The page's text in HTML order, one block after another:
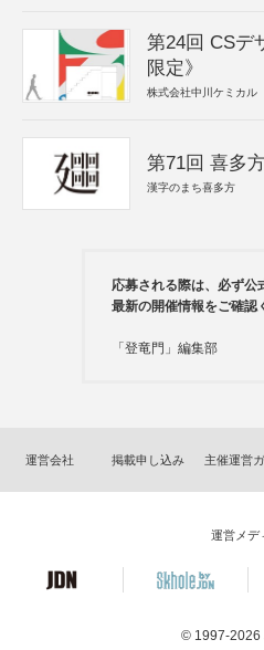
第24回 CSデ
限定》
株式会社中川ケミカル
第71回 喜多
漢字のまち喜多方
応募される際は、必ず公
最新の開催情報をご確認
「登竜門」編集部
運営会社 掲載申し込み 主催運営
運営メデ
© 1997-2026